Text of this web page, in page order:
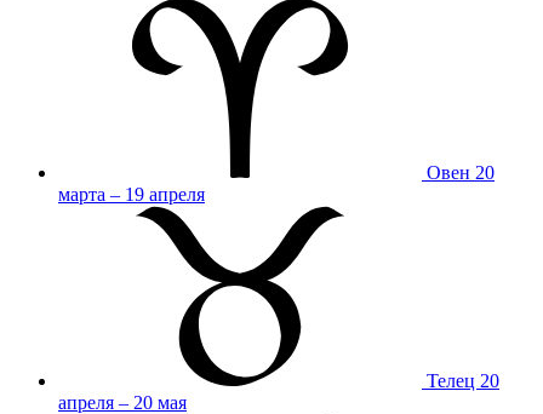
Овен 20
марта – 19 апреля
Телец 20
апреля – 20 мая